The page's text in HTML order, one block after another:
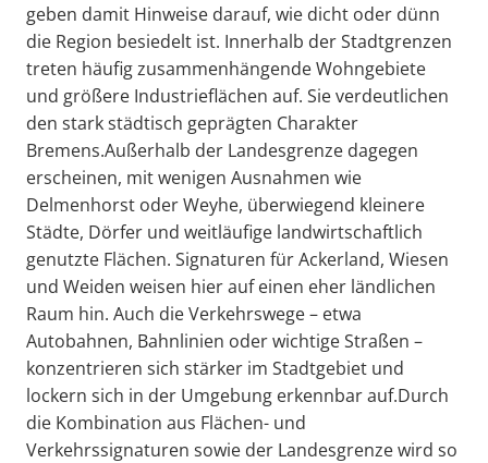
geben damit Hinweise darauf, wie dicht oder dünn
die Region besiedelt ist. Innerhalb der Stadtgrenzen
treten häufig zusammenhängende Wohngebiete
und größere Industrieflächen auf. Sie verdeutlichen
den stark städtisch geprägten Charakter
Bremens.Außerhalb der Landesgrenze dagegen
erscheinen, mit wenigen Ausnahmen wie
Delmenhorst oder Weyhe, überwiegend kleinere
Städte, Dörfer und weitläufige landwirtschaftlich
genutzte Flächen. Signaturen für Ackerland, Wiesen
und Weiden weisen hier auf einen eher ländlichen
Raum hin. Auch die Verkehrswege – etwa
Autobahnen, Bahnlinien oder wichtige Straßen –
konzentrieren sich stärker im Stadtgebiet und
lockern sich in der Umgebung erkennbar auf.Durch
die Kombination aus Flächen- und
Verkehrssignaturen sowie der Landesgrenze wird so